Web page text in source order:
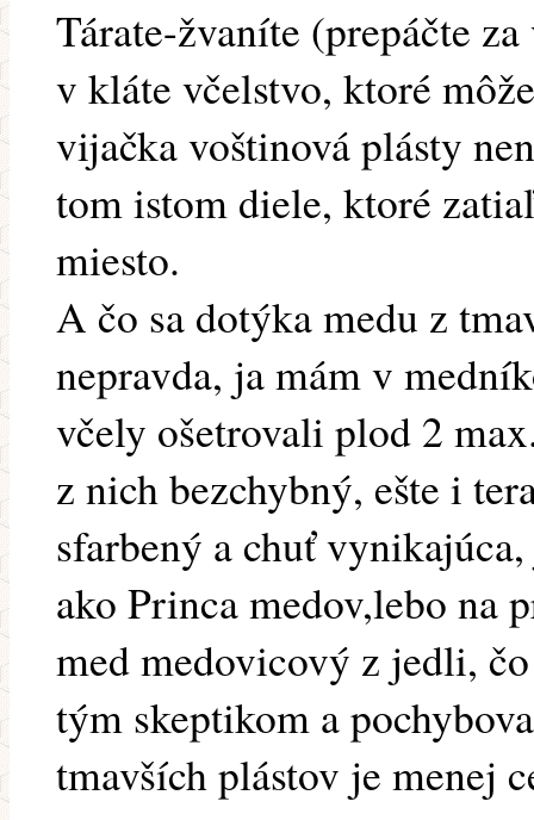
Tárate-žvaníte (prepáčte
v kláte včelstvo, ktoré
vijačka voštinová plásty
tom istom diele, ktoré
miesto.
A čo sa dotýka medu z
nepravda, ja mám v
včely ošetrovali plod 2
z nich bezchybný, ešte i
sfarbený a chuť
ako Princa medov,lebo na
med medovicový z jedli,
tým skeptikom a
tmavších plástov je menej